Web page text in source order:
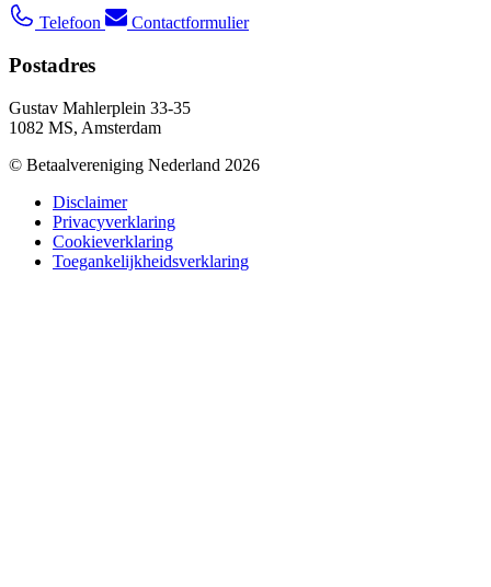
Telefoon Contactformulier
Postadres
Gustav Mahlerplein 33-35
1082 MS, Amsterdam
© Betaalvereniging Nederland 2026
Disclaimer
Privacyverklaring
Cookieverklaring
Toegankelijkheidsverklaring